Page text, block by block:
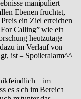
manipuliert
Ebenen fruchtet,
ein Ziel erreichen
Calling” wie ein
heutzutage
im Verlauf von
ist – Spoileralarm^^
– im
es sich im Bereich